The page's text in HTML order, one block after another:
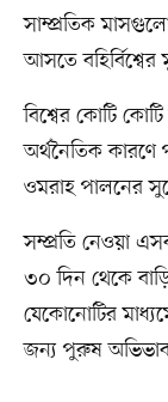
সাম্প্রতিক
আসতে
বিশ্বের কোটি
অর্থনৈতিক
ওমরাহ পালনের
সম্প্রতি নেওয়া
৩০ দিন থেকে
যেকোনোটির
জন্য পুরুষ